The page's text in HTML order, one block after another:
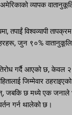
व्यापक
विश्वव्यापी
शहरहरू, जुन ९०%
गर्दै आएको छ,
जिम्मेवार
जबकि छ मध्ये एक
गर्न थालेको छ।